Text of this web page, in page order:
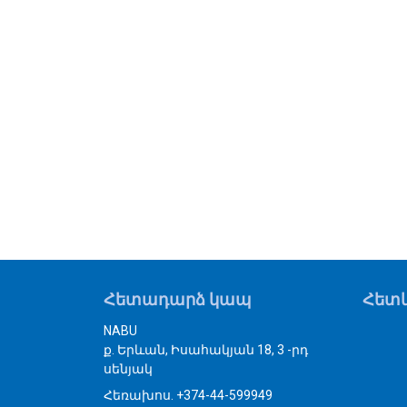
Հետադարձ կապ
NABU
ք. Երևան, Իսահակյան 18, 3 -րդ
սենյակ
Հեռախոս. +374-44-599949